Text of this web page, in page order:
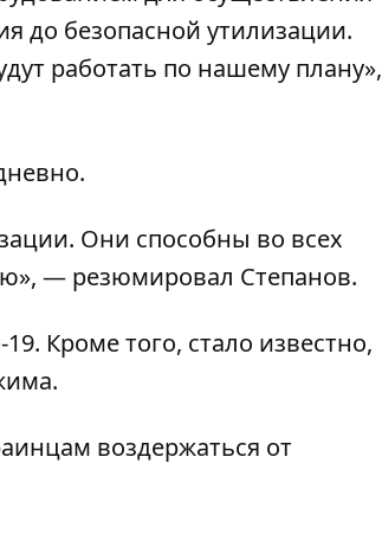
до безопасной утилизации.
работать по нашему плану»,
Они способны во всех
— резюмировал Степанов.
19. Кроме того, стало известно,
.
воздержаться от